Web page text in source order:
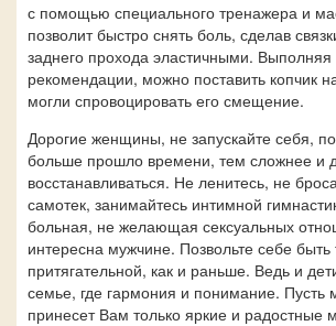
с помощью специального тренажера и
позволит быстро снять боль, сделав
заднего прохода эластичными. Выполняя
рекомендации, можно поставить копчик
могли спровоцировать его смещение.
Дорогие женщины, не запускайте себя,
больше прошло времени, тем сложнее и
восстанавливаться. Не ленитесь, не
самотек, занимайтесь интимной
больная, не желающая сексуальных
интересна мужчине. Позвольте себе быть
притягательной, как и раньше. Ведь и
семье, где гармония и понимание. Пусть
принесет Вам только яркие и радостные